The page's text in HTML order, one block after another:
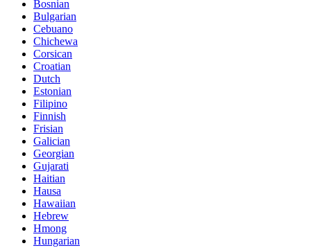
Bosnian
Bulgarian
Cebuano
Chichewa
Corsican
Croatian
Dutch
Estonian
Filipino
Finnish
Frisian
Galician
Georgian
Gujarati
Haitian
Hausa
Hawaiian
Hebrew
Hmong
Hungarian